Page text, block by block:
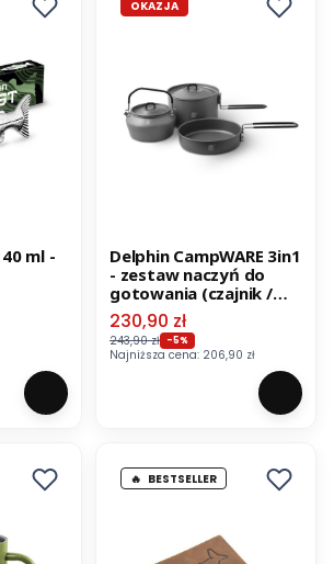
ml -
OKAZJA
Delphin CampWARE 3in1
- zestaw naczyń do
gotowania (czajnik /
garnek / patelnia)
Cena promocyjna
230,90 zł
243,90 zł -5%
Najniższa cena: 206,90 zł
BESTSELLER